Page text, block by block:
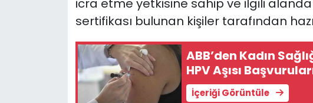
sertifikası bulunan kişiler tarafından
ABB’den Kadın
HPV Aşısı
İçeriği Görüntüle